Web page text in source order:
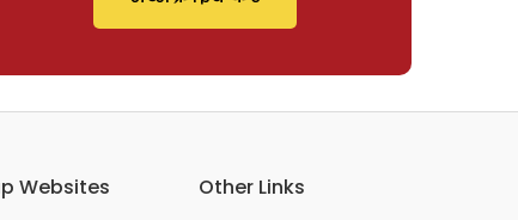
Websites
Other Links